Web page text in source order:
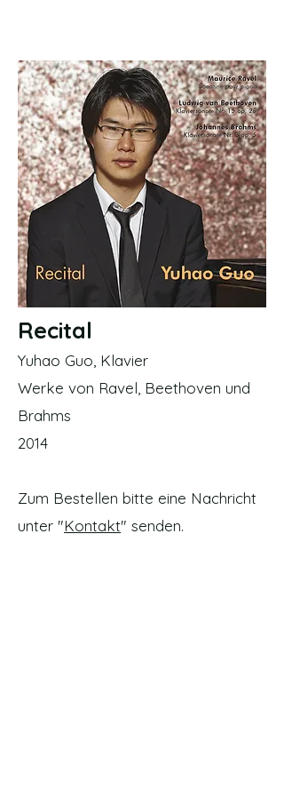
Recital
Yuhao Guo, Klavier
Werke von Ravel, Beethoven und
Brahms
2014
Zum Bestellen bitte eine Nachricht
unter "Kontakt" senden.